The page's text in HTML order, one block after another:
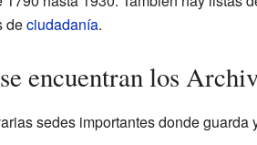
deciudadanía.
encuentran los
sedes importantes donde guarda